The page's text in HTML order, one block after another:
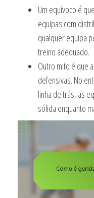
Um equívoco é
equipas com
qualquer equipa
treino adequado.
Outro mito é que
defensivas. No
linha de trás, as
sólida enquanto